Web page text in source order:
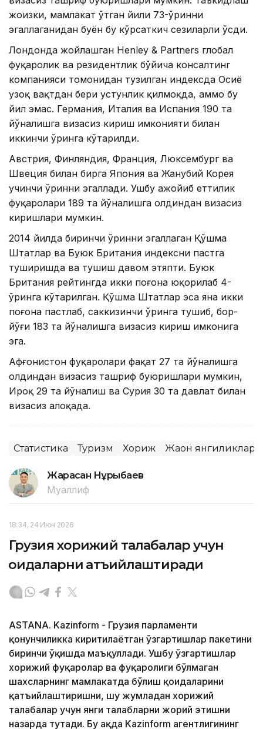
жоизки, мамлакат ўтган йили 73-ўринни
эгаллаганидан буён бу кўрсаткич сезиларли ўсди.
Лондонда жойлашган Henley & Partners глобал
фуқаролик ва резидентлик бўйича консалтинг
компанияси томонидан тузилган индексда Осиё
узоқ вақтдан бери устунлик қилмоқда, аммо бу
йил эмас. Германия, Италия ва Испания 190 та
йўналишга визасиз кириш имконияти билан
иккинчи ўринга кўтарилди.
Австрия, Финляндия, Франция, Люксембург ва
Швеция билан бирга Япония ва Жанубий Корея
учинчи ўринни эгаллади. Ушбу ажойиб еттилик
фуқаролари 189 та йўналишга олдиндан визасиз
киришлари мумкин.
2014 йилда биринчи ўринни эгаллаган Қўшма
Штатлар ва Буюк Британия индексни пастга
туширишда ва тушиш давом этяпти. Буюк
Британия рейтингда икки поғона юқорилаб 4-
ўринга кўтарилган. Қўшма Штатлар эса яна икки
поғона пастлаб, саккизинчи ўринга тушиб, бор-
йўғи 183 та йўналишга визасиз кириш имконига
эга.
Афғонистон фуқаролари фақат 27 та йўналишга
олдиндан визасиз ташриф буюришлари мумкин,
Ироқ 29 та йўналиш ва Сурия 30 та давлат билан
визасиз алоқада.
Статистика Туризм Хориж Жаҳон янгиликлари
Жарасқан Нұрыбаев
Муаллиф
18:34, 24 Июн 2026
Грузия хорижий талабалар учун
қоидаларни қатъийлаштиради
ASTANA. Kazinform - Грузия парламенти
қонунчиликка киритилаётган ўзгартишлар пакетини
биринчи ўқишда маъқуллади. Ушбу ўзгартишлар
хорижий фуқаролар ва фуқаролиги бўлмаган
шахсларнинг мамлакатда бўлиш қоидаларини
қатъийлаштиришни, шу жумладан хорижий
талабалар учун янги талабларни жорий этишни
назарда тутади. Бу ҳақда Kazinform агентлигининг